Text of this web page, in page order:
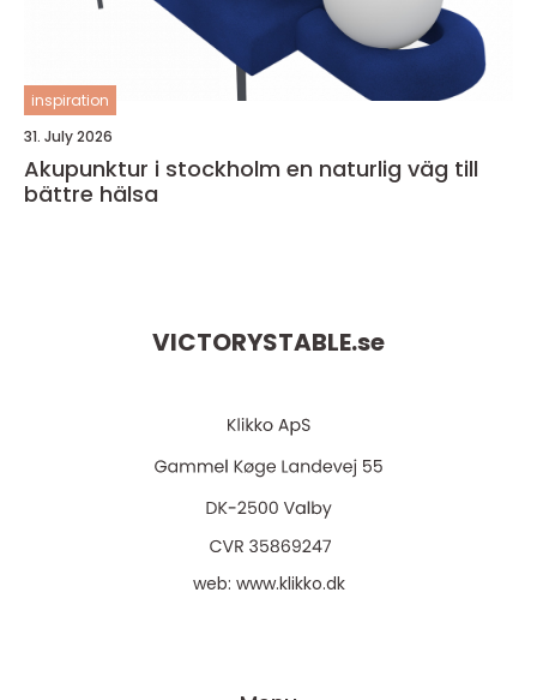
inspiration
31. July 2026
Akupunktur i stockholm en naturlig väg till
bättre hälsa
VICTORYSTABLE.se
web: www.klikko.dk